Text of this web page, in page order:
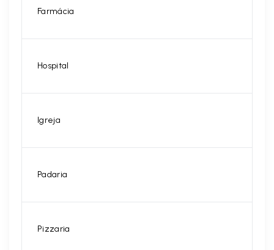
Farmácia
Hospital
Igreja
Padaria
Pizzaria